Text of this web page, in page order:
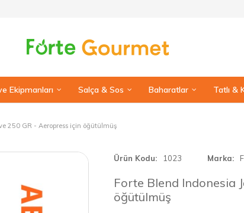
Ekipmanları Salça & Sos Baharatlar Tatlı &
250 GR - Aeropress için öğütülmüş
Ürün Kodu 1023 Marka
Forte Blend Indonesia
öğütülmüş